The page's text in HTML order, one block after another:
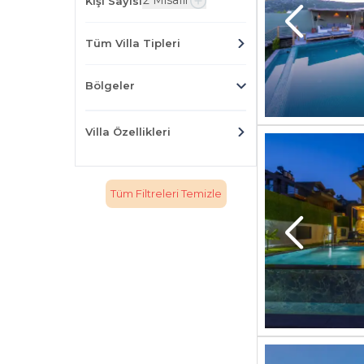
Tüm Villa Tipleri
Bölgeler
Villa Özellikleri
Tüm Filtreleri Temizle